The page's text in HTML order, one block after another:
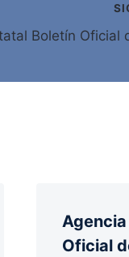
Boletín Oficial
Oficial